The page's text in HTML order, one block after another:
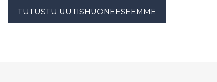
TUTUSTU UUTISHUONEESEEMME